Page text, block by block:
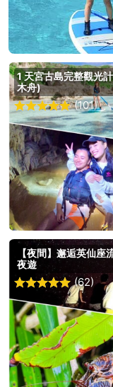
1 天宮古島完整觀光
木舟)
(101)
【夜間】邂逅英仙
夜遊
(62)